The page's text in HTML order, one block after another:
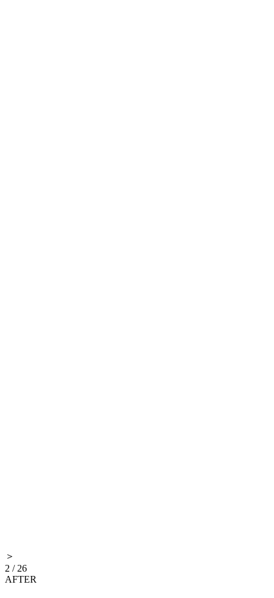
＞
2 / 26
AFTER